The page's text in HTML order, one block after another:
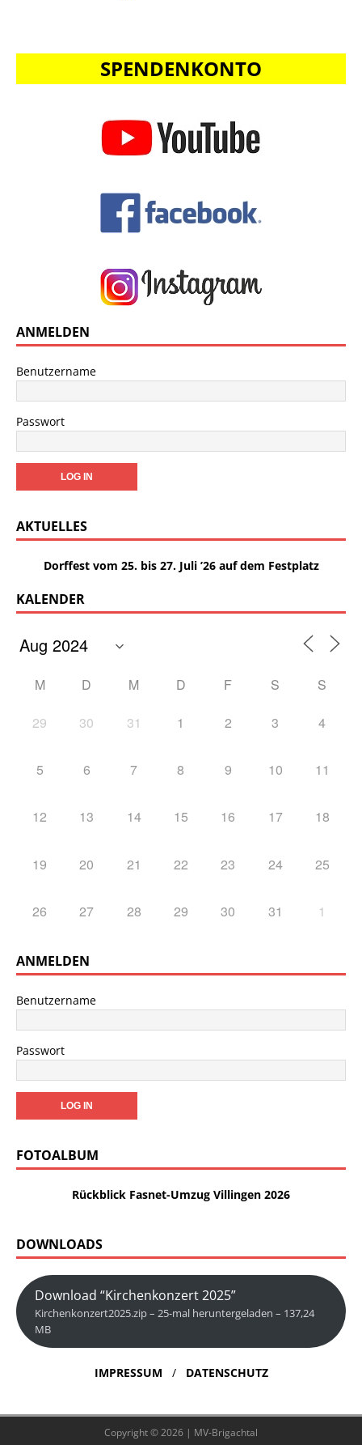
SPENDENKONTO
ANMELDEN
Benutzername
Passwort
AKTUELLES
Dorffest vom 25. bis 27. Juli ’26 auf dem Festplatz
KALENDER
M D M D F S S
29 30 31 1 2 3 4
5 6 7 8 9 10 11
12 13 14 15 16 17 18
19 20 21 22 23 24 25
26 27 28 29 30 31 1
ANMELDEN
Benutzername
Passwort
FOTOALBUM
Rückblick Fasnet-Umzug Villingen 2026
DOWNLOADS
Download “Kirchenkonzert 2025”
Kirchenkonzert2025.zip – 25-mal heruntergeladen – 137,24
MB
IMPRESSUM / DATENSCHUTZ
Copyright © 2026 | MV-Brigachtal